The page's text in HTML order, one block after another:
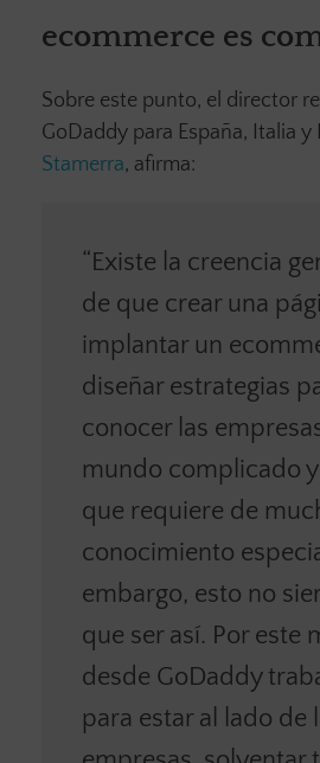
ecommerce es
Sobre este punto, el director
GoDaddy para España, Italia y
Stamerra, afirma:
“Existe la creencia
de que crear una
implantar un
diseñar estrategias
conocer las
mundo complicado
que requiere de
conocimiento
embargo, esto no
que ser así. Por este
desde GoDaddy
para estar al lado de